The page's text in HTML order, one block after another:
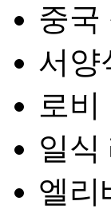
중국
서양
로비
일식
엘리